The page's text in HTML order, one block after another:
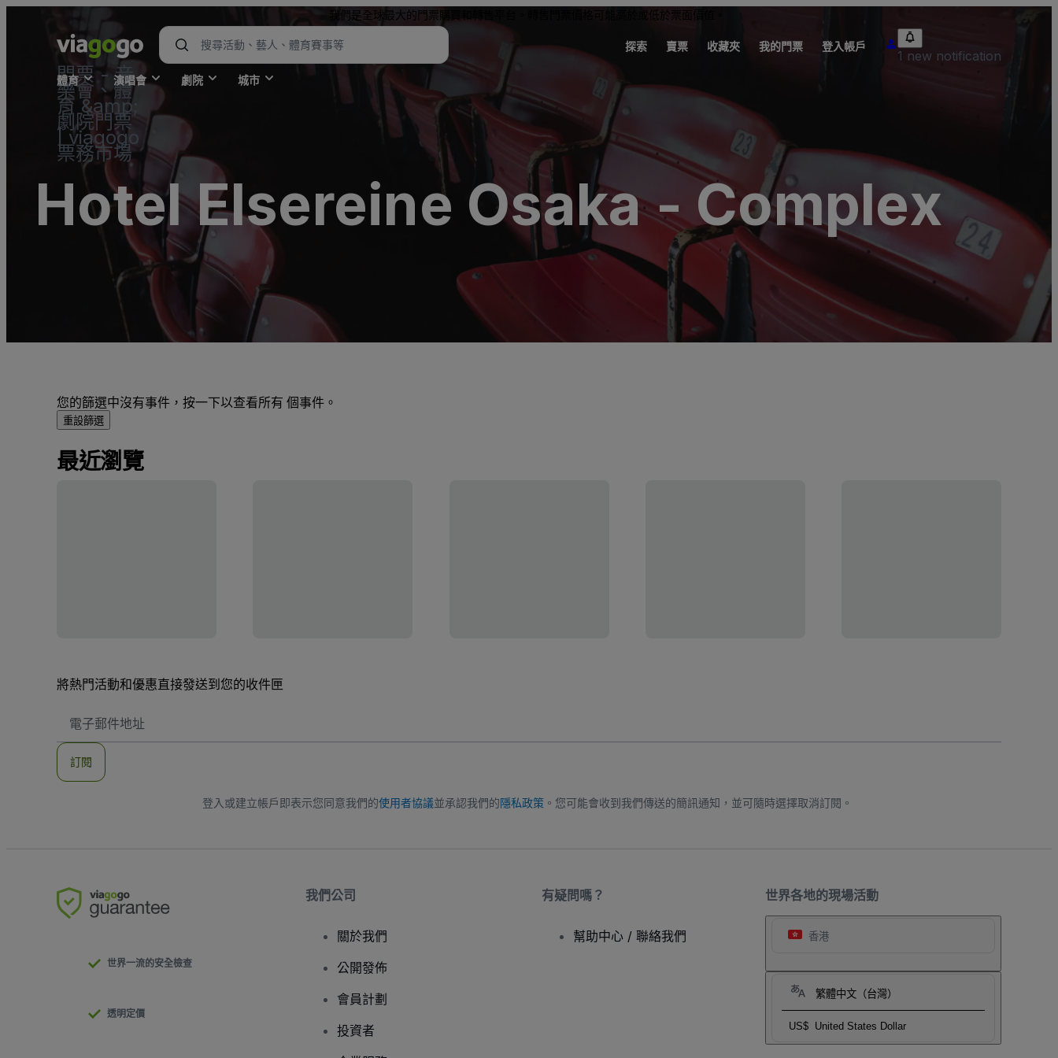
我們是全球最大的門票購買和轉售平台。轉售門票價格可能高於或低於票面價值。
門票 - 音
樂會、體
育 &amp;
劇院門票
| viagogo
票務市場
探索 賣票 收藏夾 我的門票 登入帳戶
1 new notification
體育 演唱會 劇院 城市
Hotel Elsereine Osaka - Complex
您的篩選中沒有事件，按一下以查看所有 個事件。
重設篩選
最近瀏覽
將熱門活動和優惠直接發送到您的收件匣
子
地
訂閱
登入或建立帳戶即表示您同意我們的使用者協議並承認我們的隱私政策 。您可能會收到我們傳送的簡訊通知，並可隨時選擇取消訂閱。
世界各地的現場活動
香港
繁體中文（台灣）
US$ United States Dollar
世界一流的安全檢查
透明定價
我們公司
關於我們
公開發佈
會員計劃
投資者
有疑問嗎？
幫助中心 / 聯絡我們